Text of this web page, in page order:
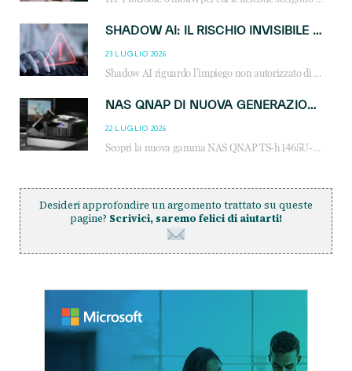
SHADOW AI: IL RISCHIO INVISIBILE CHE LE AZIENDE POSSONO GOVERNARE
23 LUGLIO 2026
Shadow AI riguardo l’impiego non autorizzato di sistemi AI all’interno dell’azienda. E’ una pratica che si diffonde a partire dai dipendenti fino ai dirigenti e mette a repentaglio la cybersecurity, con costi più elevati per le organizzazioni. Due recenti report illustrano il fenomeno e forniscono dati in merito
NAS QNAP DI NUOVA GENERAZIONE: PIÙ PRESTAZIONI, SCALABILITÀ E PROTEZIONE DEI DATI PER LE INFRASTRUTTURE IT MODERNE
22 LUGLIO 2026
Scopri la nuova gamma NAS QNAP TS-h1465U-RP, TS-h1065eU e TS-h665U: storage aziendale con ZFS, DDR5, E1.S NVMe e connettività 2.5GbE per backup, virtualizzazione e cybersecurity.
Desideri approfondire un argomento trattato su queste
pagine? Scrivici, saremo felici di aiutarti!